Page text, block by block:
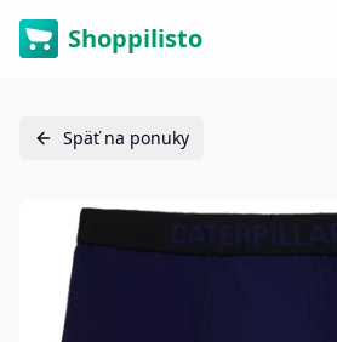
Shoppilisto
Späť na ponuky